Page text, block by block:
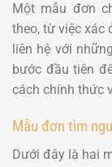
Một mẫu đơn
theo, từ việc xác
liên hệ với
bước đầu tiên
cách chính thức
Mẫu đơn tìm
Dưới đây là hai